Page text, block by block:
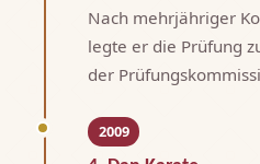
Nach mehrjähriger
legte er die Prüfung
der
2009